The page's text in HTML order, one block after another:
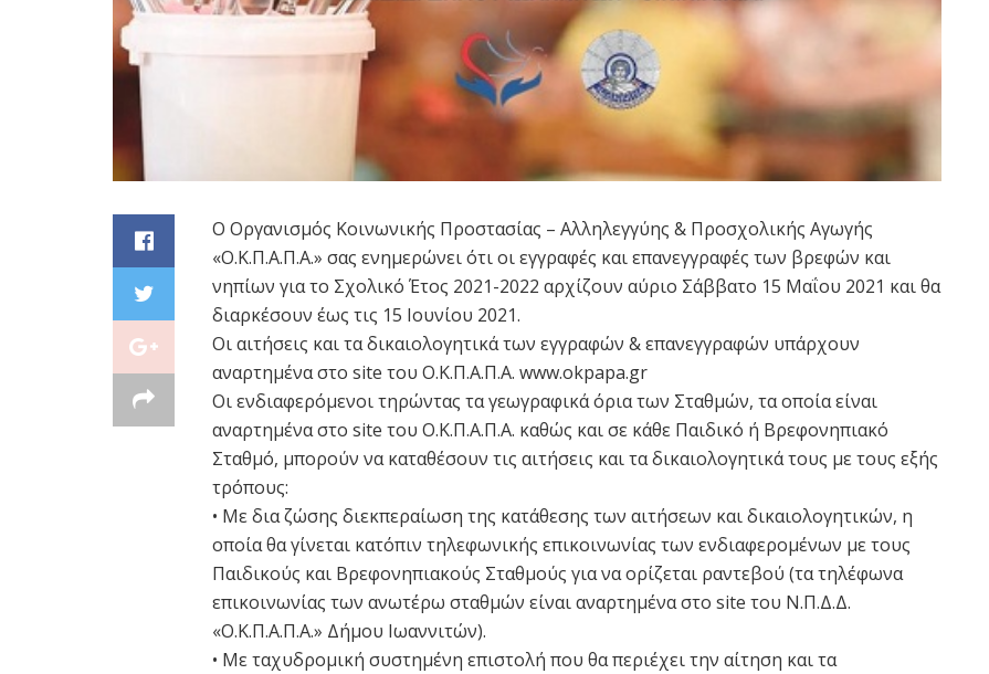
Ο Οργανισμός Κοινωνικής Προστασίας – Αλληλεγγύης & Προσχολικής Αγωγής
«Ο.Κ.Π.Α.Π.Α.» σας ενημερώνει ότι οι εγγραφές και επανεγγραφές των βρεφών και
νηπίων για το Σχολικό Έτος 2021-2022 αρχίζουν αύριο Σάββατο 15 Μαΐου 2021 και θα
διαρκέσουν έως τις 15 Ιουνίου 2021.
Οι αιτήσεις και τα δικαιολογητικά των εγγραφών & επανεγγραφών υπάρχουν
αναρτημένα στο site του Ο.Κ.Π.Α.Π.Α. www.okpapa.gr
Οι ενδιαφερόμενοι τηρώντας τα γεωγραφικά όρια των Σταθμών, τα οποία είναι
αναρτημένα στο site του Ο.Κ.Π.Α.Π.Α. καθώς και σε κάθε Παιδικό ή Βρεφονηπιακό
Σταθμό, μπορούν να καταθέσουν τις αιτήσεις και τα δικαιολογητικά τους με τους εξής
τρόπους:
• Με δια ζώσης διεκπεραίωση της κατάθεσης των αιτήσεων και δικαιολογητικών, η
οποία θα γίνεται κατόπιν τηλεφωνικής επικοινωνίας των ενδιαφερομένων με τους
Παιδικούς και Βρεφονηπιακούς Σταθμούς για να ορίζεται ραντεβού (τα τηλέφωνα
επικοινωνίας των ανωτέρω σταθμών είναι αναρτημένα στο site του Ν.Π.Δ.Δ.
«Ο.Κ.Π.Α.Π.Α.» Δήμου Ιωαννιτών).
• Με ταχυδρομική συστημένη επιστολή που θα περιέχει την αίτηση και τα